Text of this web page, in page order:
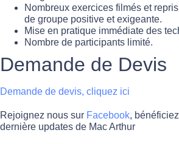
Nombreux exercices filmés et
de groupe positive et exigeante.
Mise en pratique immédiate des
Nombre de participants limité.
Demande de Devis
Demande de devis, cliquez ici
Rejoignez nous sur Facebook,
dernière updates de Mac Arthur